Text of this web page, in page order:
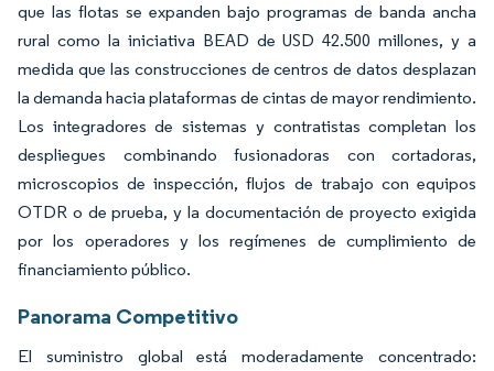
que las flotas se expanden bajo programas de banda ancha
rural como la iniciativa BEAD de USD 42.500 millones, y a
medida que las construcciones de centros de datos desplazan
la demanda hacia plataformas de cintas de mayor rendimiento.
Los integradores de sistemas y contratistas completan los
despliegues combinando fusionadoras con cortadoras,
microscopios de inspección, flujos de trabajo con equipos
OTDR o de prueba, y la documentación de proyecto exigida
por los operadores y los regímenes de cumplimiento de
financiamiento público.
Panorama Competitivo
El suministro global está moderadamente concentrado: